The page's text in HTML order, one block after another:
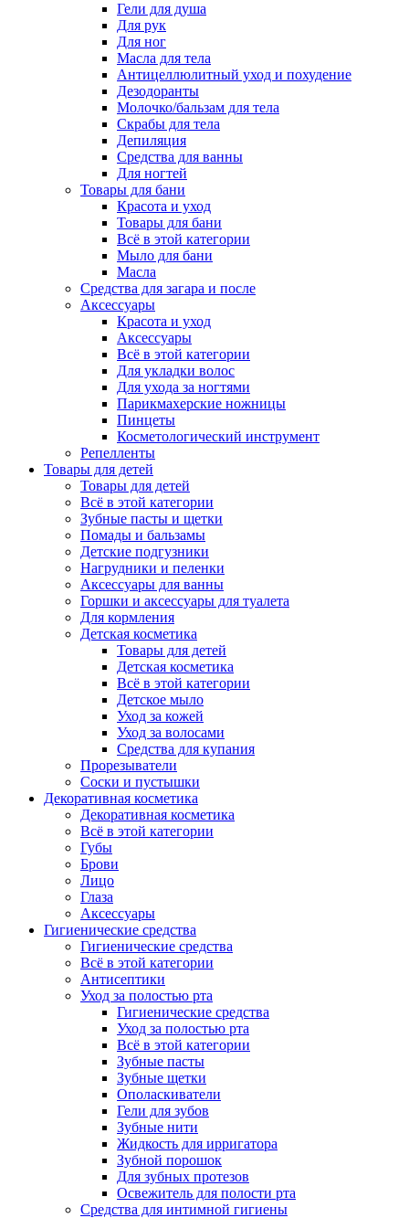
Гели для душа
Для рук
Для ног
Масла для тела
Антицеллюлитный уход и похудение
Дезодоранты
Молочко/бальзам для тела
Скрабы для тела
Депиляция
Средства для ванны
Для ногтей
Товары для бани
Красота и уход
Товары для бани
Всё в этой категории
Мыло для бани
Масла
Средства для загара и после
Аксессуары
Красота и уход
Аксессуары
Всё в этой категории
Для укладки волос
Для ухода за ногтями
Парикмахерские ножницы
Пинцеты
Косметологический инструмент
Репелленты
Товары для детей
Товары для детей
Всё в этой категории
Зубные пасты и щетки
Помады и бальзамы
Детские подгузники
Нагрудники и пеленки
Аксессуары для ванны
Горшки и аксессуары для туалета
Для кормления
Детская косметика
Товары для детей
Детская косметика
Всё в этой категории
Детское мыло
Уход за кожей
Уход за волосами
Средства для купания
Прорезыватели
Соски и пустышки
Декоративная косметика
Декоративная косметика
Всё в этой категории
Губы
Брови
Лицо
Глаза
Аксессуары
Гигиенические средства
Гигиенические средства
Всё в этой категории
Антисептики
Уход за полостью рта
Гигиенические средства
Уход за полостью рта
Всё в этой категории
Зубные пасты
Зубные щетки
Ополаскиватели
Гели для зубов
Зубные нити
Жидкость для ирригатора
Зубной порошок
Для зубных протезов
Освежитель для полости рта
Средства для интимной гигиены